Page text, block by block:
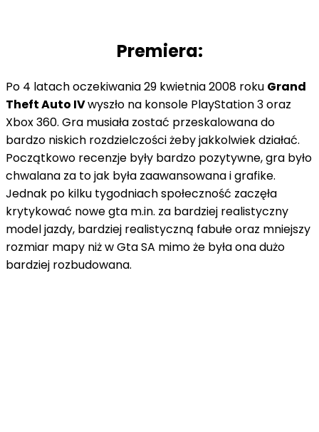
Premiera:
Po 4 latach oczekiwania 29 kwietnia 2008 roku Grand
Theft Auto IVwyszło na konsole PlayStation 3 oraz
Xbox 360. Gra musiała zostać przeskalowana do
bardzo niskich rozdzielczości żeby jakkolwiek działać.
Początkowo recenzje były bardzo pozytywne, gra było
chwalana za to jak była zaawansowana i grafike.
Jednak po kilku tygodniach społeczność zaczęła
krytykować nowe gta m.in. za bardziej realistyczny
model jazdy, bardziej realistyczną fabułe oraz mniejszy
rozmiar mapy niż w Gta SA mimo że była ona dużo
bardziej rozbudowana.